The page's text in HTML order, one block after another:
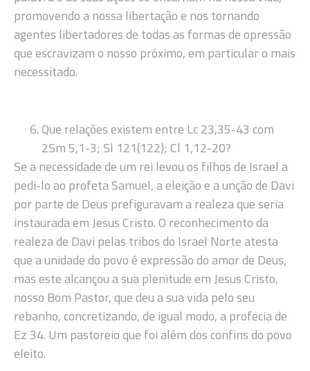
promovendo a nossa libertação e nos tornando
agentes libertadores de todas as formas de opressão
que escravizam o nosso próximo, em particular o mais
necessitado.
Que relações existem entre Lc 23,35-43 com
2Sm 5,1-3; Sl 121(122); Cl 1,12-20?
Se a necessidade de um rei levou os filhos de Israel a
pedi-lo ao profeta Samuel, a eleição e a unção de Davi
por parte de Deus prefiguravam a realeza que seria
instaurada em Jesus Cristo. O reconhecimento da
realeza de Davi pelas tribos do Israel Norte atesta
que a unidade do povo é expressão do amor de Deus,
mas este alcançou a sua plenitude em Jesus Cristo,
nosso Bom Pastor, que deu a sua vida pelo seu
rebanho, concretizando, de igual modo, a profecia de
Ez 34. Um pastoreio que foi além dos confins do povo
eleito.